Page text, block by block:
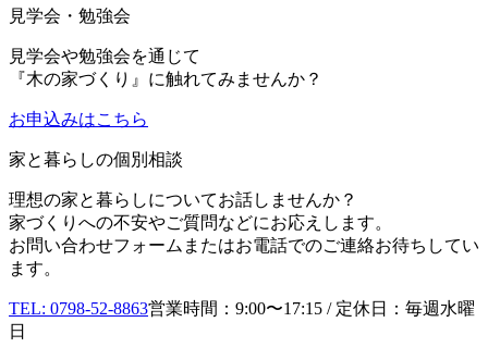
見学会・勉強会
見学会や勉強会を通じて
『木の家づくり』に触れてみませんか？
お申込みはこちら
家と暮らしの個別相談
理想の家と暮らしについてお話しませんか？
家づくりへの不安やご質問などにお応えします。
お問い合わせフォームまたはお電話でのご連絡お待ちしてい
ます。
TEL: 0798-52-8863営業時間：9:00〜17:15 / 定休日：毎週水曜
日